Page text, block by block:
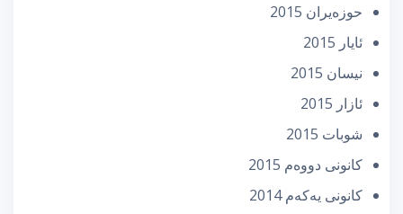
حوزه‌یران 2015
ئایار 2015
نیسان 2015
ئازار 2015
شوبات 2015
كانونی دووه‌م 2015
كانونی یه‌كه‌م 2014